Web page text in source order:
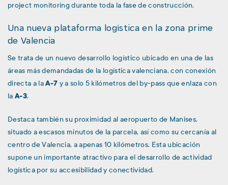
project monitoringdurante toda la fase de construcción.
Una nueva plataforma logística en la zona prime
de Valencia
Se trata de un nuevo desarrollo logístico ubicado en una de las
áreas más demandadas de la logística valenciana, con conexión
directa a laA-7 y a solo 5 kilómetros del by-pass que enlaza con
laA-3.
Destaca también su proximidad al aeropuerto de Manises,
situado a escasos minutos de la parcela, así como su cercanía al
centro de Valencia, a apenas 10 kilómetros. Esta ubicación
supone un importante atractivo para el desarrollo de actividad
logística por su accesibilidad y conectividad.